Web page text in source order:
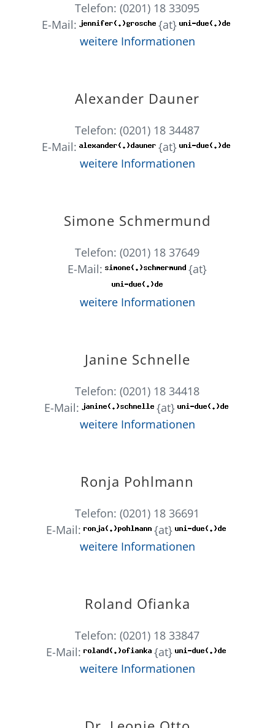
Telefon: (0201) 18 33095
E-Mail:
{at}
weitere Informationen
Alexander Dauner
Telefon: (0201) 18 34487
E-Mail:
{at}
weitere Informationen
Simone Schmermund
Telefon: (0201) 18 37649
E-Mail:
{at}
weitere Informationen
Janine Schnelle
Telefon: (0201) 18 34418
E-Mail:
{at}
weitere Informationen
Ronja Pohlmann
Telefon: (0201) 18 36691
E-Mail:
{at}
weitere Informationen
Roland Ofianka
Telefon: (0201) 18 33847
E-Mail:
{at}
weitere Informationen